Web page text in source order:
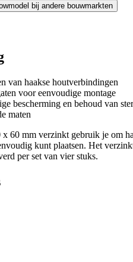
bij andere bouwmarkten
van haakse houtverbindingen
voor eenvoudige montage
bescherming en behoud van
maten
60 mm verzinkt gebruik je om
kunt plaatsen. Het
per set van vier stuks.